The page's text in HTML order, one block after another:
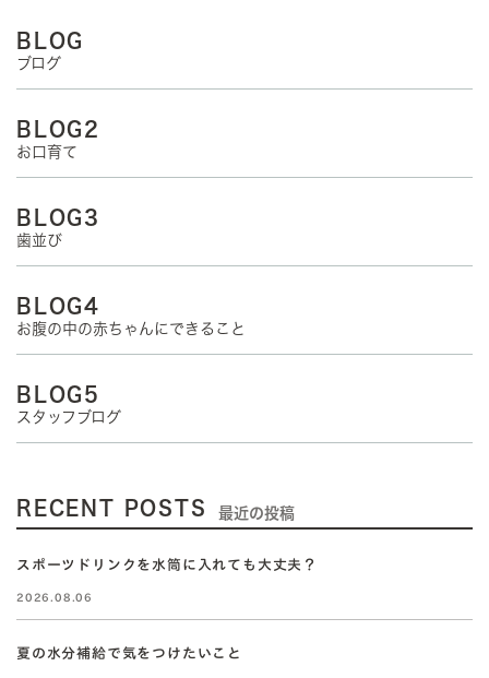
BLOG
ブログ
BLOG2
お口育て
BLOG3
歯並び
BLOG4
お腹の中の赤ちゃんにできること
BLOG5
スタッフブログ
RECENT POSTS 最近の投稿
スポーツドリンクを水筒に入れても大丈夫？
2026.08.06
夏の水分補給で気をつけたいこと